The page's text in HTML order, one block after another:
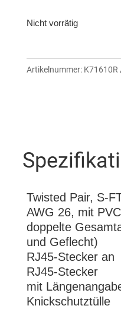
Nicht vorrätig
Artikelnummer: K71610R
Twisted Pair, S-
AWG 26, mit
doppelte
und Geflecht)
RJ45-Stecker an
RJ45-Stecker
mit
Knickschutztülle